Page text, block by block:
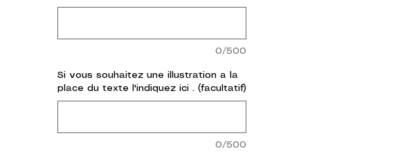
0/500
Si vous souhaitez une illustration a la
place du texte l'indiquez ici . (facultatif)
0/500